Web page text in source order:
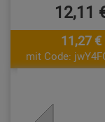
12,11
11,27 €
mit Code: